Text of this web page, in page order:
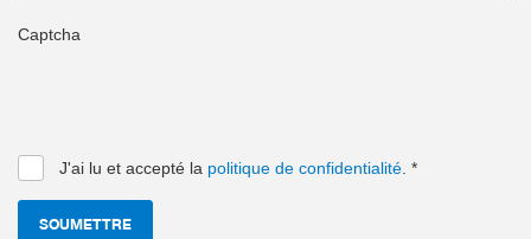
Captcha
J'ai lu et accepté la politique de confidentialité *
SOUMETTRE